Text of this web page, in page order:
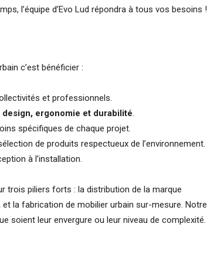
l’équipe d’Evo Lud répondra à tous vos besoins !
c’est bénéficier :
et professionnels.
design, ergonomie et durabilité.
spécifiques de chaque projet.
de produits respectueux de l’environnement.
à l’installation.
trois piliers forts : la distribution de la marque
la fabrication de mobilier urbain sur-mesure. Notre
soient leur envergure ou leur niveau de complexité.